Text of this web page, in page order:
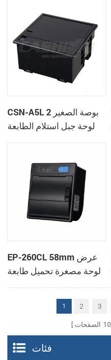
CSN-A5L 2 بوصة الصغير
لوحة جبل استلام الطابعة
EP-260CL 58mm عرض
لوحة مصغرة تحميل طابعة
حرارية مع لصناعة
السيارات في القاطع
1 2 3
10 الصفحات
فئات